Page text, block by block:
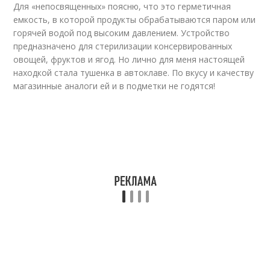
Для «непосвященных» поясню, что это герметичная
емкость, в которой продукты обрабатываются паром или
горячей водой под высоким давлением. Устройство
предназначено для стерилизации консервированных
овощей, фруктов и ягод. Но лично для меня настоящей
находкой стала тушенка в автоклаве. По вкусу и качеству
магазинные аналоги ей и в подметки не годятся!